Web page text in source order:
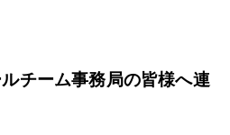
チーム事務局の皆様へ連